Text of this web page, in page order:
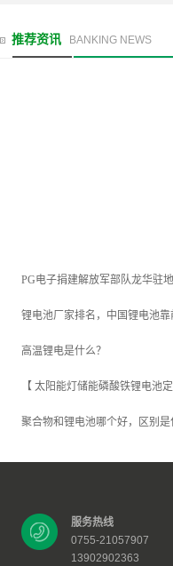
推荐资讯 BANKING NEWS
PG电子捐建解放军部队龙华驻
锂电池厂家排名，中国锂电池靠
高温锂电是什么？
【 太阳能灯储能磷酸铁锂电池定
聚合物和锂电池哪个好，区别是
服务热线
0755-21057907
13902902363